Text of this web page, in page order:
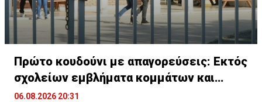
Πρώτο κουδούνι με απαγορεύσεις: Εκτός
σχολείων εμβλήματα κομμάτων και
ομάδων
06.08.2026 20:31